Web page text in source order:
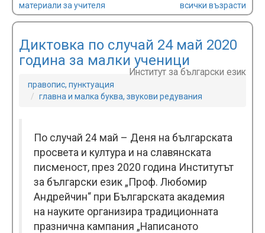
материали за учителя
всички възрасти
Диктовка по случай 24 май 2020
година за малки ученици
Институт за български език
правопис, пунктуация
главна и малка буква, звукови редувания
По случай 24 май – Деня на българската
просвета и култура и на славянската
писменост, през 2020 година Институтът
за български език „Проф. Любомир
Андрейчин“ при Българската академия
на науките организира традиционната
празнична кампания „Написаното